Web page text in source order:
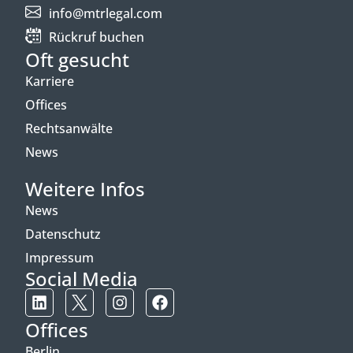
info@mtrlegal.com
Rückruf buchen
Oft gesucht
Karriere
Offices
Rechtsanwälte
News
Weitere Infos
News
Datenschutz
Impressum
Social Media
Offices